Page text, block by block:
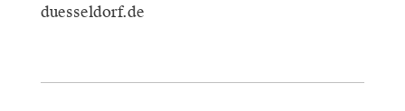
duesseldorf.de